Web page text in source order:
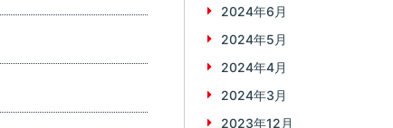
2024年6月
2024年5月
2024年4月
2024年3月
2023年12月